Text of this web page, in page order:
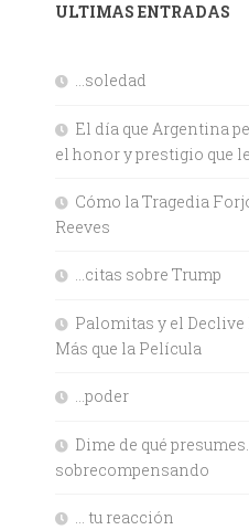
ULTIMAS ENTRADAS
…soledad
El día que Argentina
el honor y prestigio que
Cómo la Tragedia
Reeves
…citas sobre Trump
Palomitas y el Declive
Más que la Película
…poder
Dime de qué
sobrecompensando
… tu reacción